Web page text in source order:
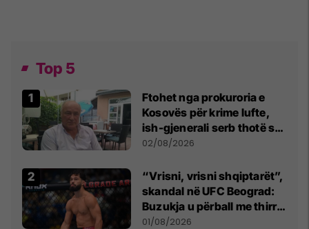
Top 5
Ftohet nga prokuroria e
Kosovës për krime lufte,
ish-gjenerali serb thotë se
dikush e tradhtoi në
02/08/2026
“Vrisni, vrisni shqiptarët”,
skandal në UFC Beograd:
Buzukja u përball me thirrje
anti-shqiptare nga
01/08/2026